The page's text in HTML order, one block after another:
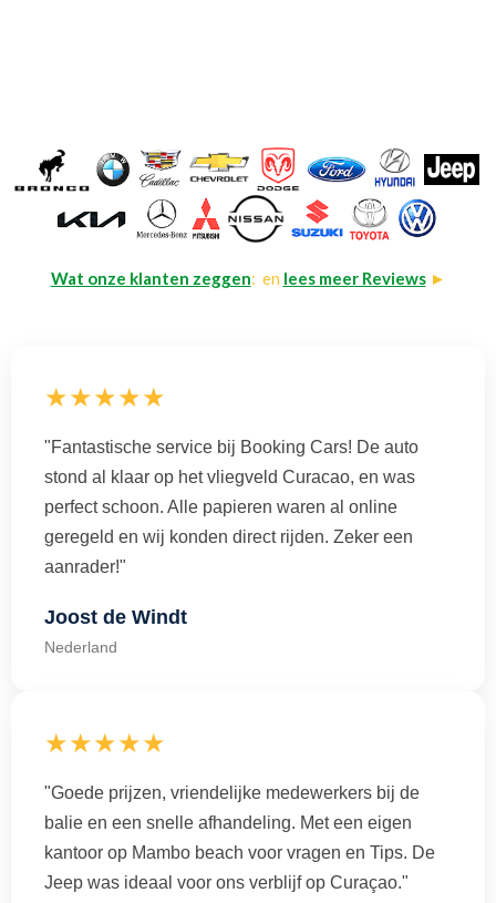
Wat onze klanten zeggen: en lees meer Reviews►
★★★★★
"Fantastische service bij Booking Cars! De auto
stond al klaar op het vliegveld Curacao, en was
perfect schoon. Alle papieren waren al online
geregeld en wij konden direct rijden. Zeker een
aanrader!"
Joost de Windt
Nederland
★★★★★
"Goede prijzen, vriendelijke medewerkers bij de
balie en een snelle afhandeling. Met een eigen
kantoor op Mambo beach voor vragen en Tips. De
Jeep was ideaal voor ons verblijf op Curaçao."